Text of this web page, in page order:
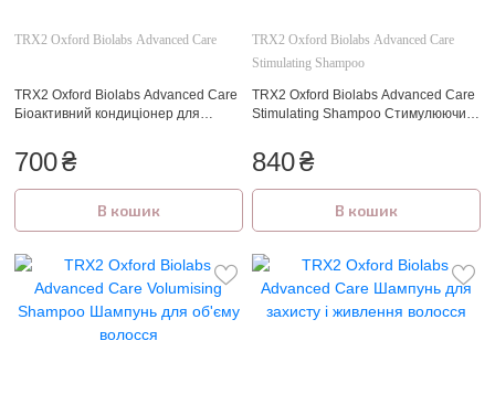
TRX2 Oxford Biolabs Advanced Care
TRX2 Oxford Biolabs Advanced Care
Біоактивний кондиціонер для
700₴
В кошик
TRX2 Oxford Biolabs Advanced Care
Stimulating Shampoo
TRX2 Oxford Biolabs Advanced Care
Stimulating Shampoo Стимулюючий
840₴
В кошик